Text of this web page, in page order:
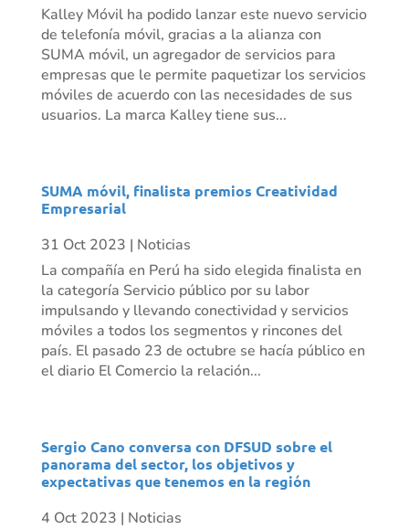
Kalley Móvil ha podido lanzar este nuevo servicio
de telefonía móvil, gracias a la alianza con
SUMA móvil, un agregador de servicios para
empresas que le permite paquetizar los servicios
móviles de acuerdo con las necesidades de sus
usuarios. La marca Kalley tiene sus...
SUMA móvil, finalista premios Creatividad
Empresarial
31 Oct 2023 | Noticias
La compañía en Perú ha sido elegida finalista en
la categoría Servicio público por su labor
impulsando y llevando conectividad y servicios
móviles a todos los segmentos y rincones del
país. El pasado 23 de octubre se hacía público en
el diario El Comercio la relación...
Sergio Cano conversa con DFSUD sobre el
panorama del sector, los objetivos y
expectativas que tenemos en la región
4 Oct 2023 | Noticias